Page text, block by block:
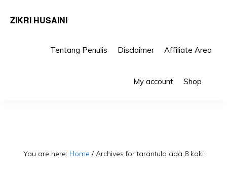
ZIKRI HUSAINI
Tentang Penulis Disclaimer Affiliate Area
My account Shop
You are here: Home / Archives for tarantula ada 8 kaki